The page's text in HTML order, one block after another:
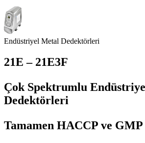
Endüstriyel Metal Dedektörleri
21E – 21E3F
Çok Spektrumlu
Dedektörleri
Tamamen HACCP ve